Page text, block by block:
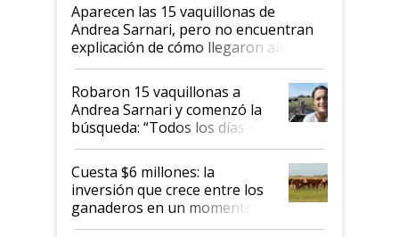
Aparecen las 15 vaquillonas de
Andrea Sarnari, pero no encuentran
explicación de cómo llegaron allí
Robaron 15 vaquillonas a
Andrea Sarnari y comenzó la
búsqueda: “Todos los días le
toca a algún productor”
Cuesta $6 millones: la
inversión que crece entre los
ganaderos en un momento
histórico para la actividad